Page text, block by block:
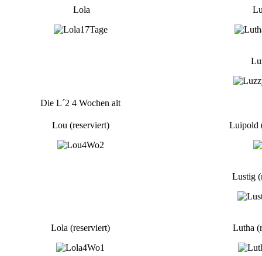
Lola
Die L´2 4 Wochen alt
Lou (reserviert) Luipold
Lustig
Lola (reserviert) Lutha